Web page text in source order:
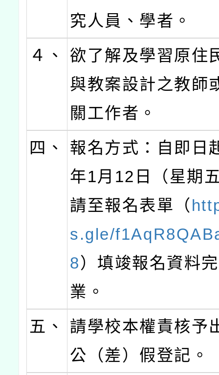
究人員、學者。
４、
欲了解及學習原住
與教案設計之教師
關工作者。
四、
報名方式：自即日
年1月12日（星期
請至報名表單（
s.gle/
8）填竣報名資料
業。
五、
請學校本權責核予
公（差）假登記。